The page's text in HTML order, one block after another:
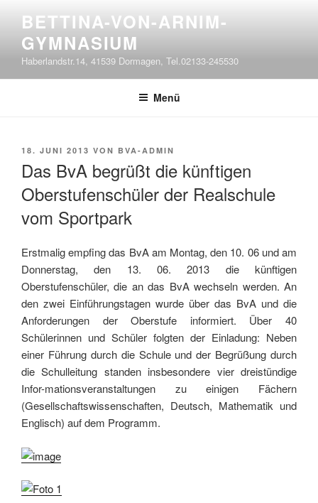
springen
BETTINA-VON-ARNIM-
GYMNASIUM
Haberlandstr.14, 41539 Dormagen, Tel.02133-245530
Menü
VERÖFFENTLICHT
18. JUNI 2013 VON BVA-ADMIN
Das BvA begrüßt die künftigen
Oberstufenschüler der Realschule
vom Sportpark
Erstmalig empfing das BvA am Montag, den 10. 06 und am
Donnerstag, den 13. 06. 2013 die künftigen
Oberstufenschüler, die an das BvA wechseln werden. An
den zwei Einführungstagen wurde über das BvA und die
Anforderungen der Oberstufe informiert. Über 40
Schülerinnen und Schüler folgten der Einladung: Neben
einer Führung durch die Schule und der Begrüßung durch
die Schulleitung standen insbesondere vier dreistündige
Infor-mationsveranstaltungen zu einigen Fächern
(Gesellschaftswissenschaften, Deutsch, Mathematik und
Englisch) auf dem Programm.